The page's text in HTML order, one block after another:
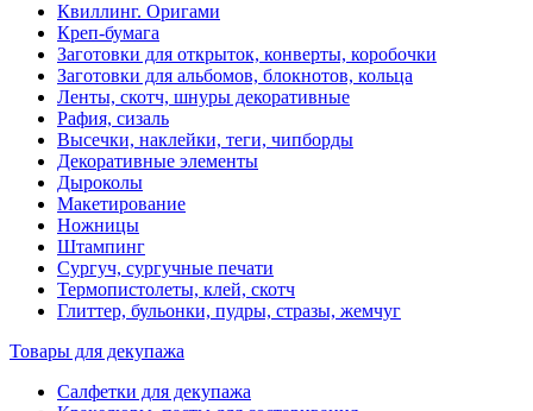
Квиллинг. Оригами
Креп-бумага
Заготовки для открыток, конверты, коробочки
Заготовки для альбомов, блокнотов, кольца
Ленты, скотч, шнуры декоративные
Рафия, сизаль
Высечки, наклейки, теги, чипборды
Декоративные элементы
Дыроколы
Макетирование
Ножницы
Штампинг
Сургуч, сургучные печати
Термопистолеты, клей, скотч
Глиттер, бульонки, пудры, стразы, жемчуг
Товары для декупажа
Салфетки для декупажа